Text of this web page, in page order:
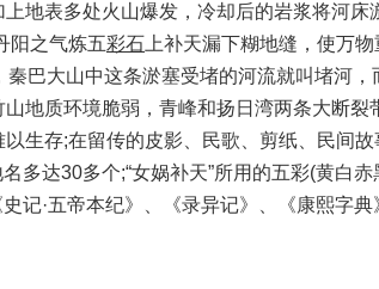
地表多处火山爆发，冷却后的岩浆将河床
阳之气炼五彩石 上补天漏下糊地缝，使万
秦巴大山中这条淤塞受堵的河流就叫堵河，
地质环境脆弱，青峰和扬日湾两条大断裂
生存;在留传的皮影、民歌、剪纸、民间故
多达30多个;“女娲补天”所用的五彩(黄白赤
记·五帝本纪》、《录异记》、《康熙字典